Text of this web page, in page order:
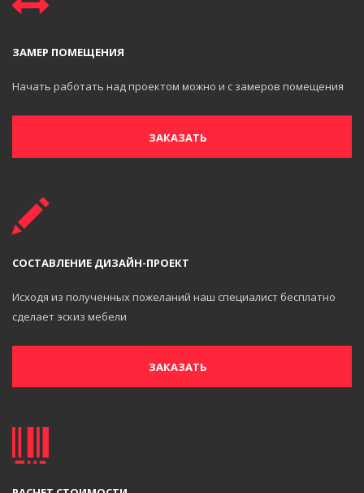
ЗАМЕР ПОМЕЩЕНИЯ
Начать работать над проектом можно и с замеров помещения
ЗАКАЗАТЬ
СОСТАВЛЕНИЕ ДИЗАЙН-ПРОЕКТ
Исходя из полученных пожеланий наш специалист бесплатно
сделает эскиз мебели
ЗАКАЗАТЬ